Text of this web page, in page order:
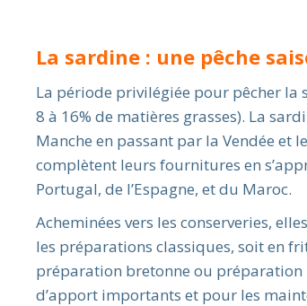
La sardine : une pêche
La période privilégiée pour pêcher la
8 à 16% de matières grasses). La
Manche en passant par la Vendée et
complètent leurs fournitures en
Portugal, de l’Espagne, et du Maroc.
Acheminées vers les conserveries,
les préparations classiques, soit en
préparation bretonne ou préparation
d’apport importants et pour les